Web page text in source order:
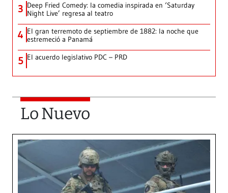
3 Deep Fried Comedy: la comedia inspirada en ‘Saturday
Night Live’ regresa al teatro
4 El gran terremoto de septiembre de 1882: la noche que
estremeció a Panamá
5 El acuerdo legislativo PDC – PRD
Lo Nuevo